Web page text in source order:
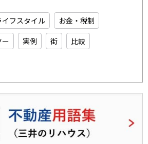
イフスタイル
お金・税制
ー 実例 街
比較